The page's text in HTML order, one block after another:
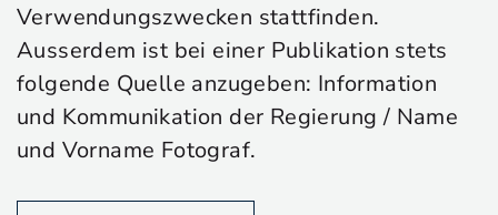
Verwendungszwecken stattfinden.
Ausserdem ist bei einer Publikation stets
folgende Quelle anzugeben: Information
und Kommunikation der Regierung / Name
und Vorname Fotograf.